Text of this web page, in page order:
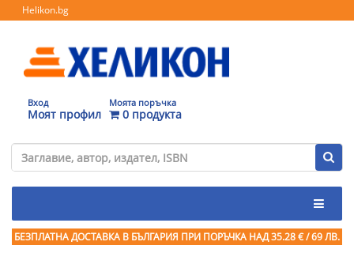
Helikon.bg
Вход
Моят профил
Моята поръчка
0 продукта
БЕЗПЛАТНА ДОСТАВКА В БЪЛГАРИЯ ПРИ ПОРЪЧКА НАД 35.28 € / 69 ЛВ.